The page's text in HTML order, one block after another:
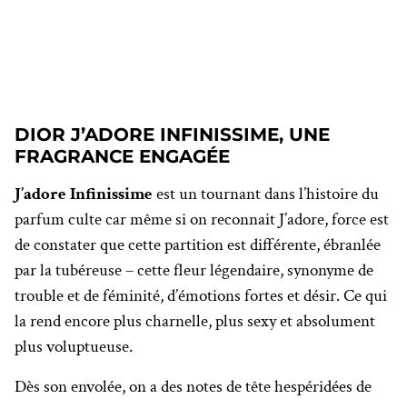
DIOR J’ADORE INFINISSIME, UNE
FRAGRANCE ENGAGÉE
J’adore Infinissime est un tournant dans l’histoire du
parfum culte car même si on reconnait J’adore, force est
de constater que cette partition est différente, ébranlée
par la tubéreuse – cette fleur légendaire, synonyme de
trouble et de féminité, d’émotions fortes et désir. Ce qui
la rend encore plus charnelle, plus sexy et absolument
plus voluptueuse.
Dès son envolée, on a des notes de tête hespéridées de